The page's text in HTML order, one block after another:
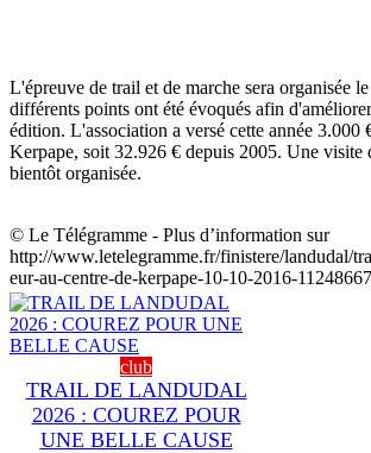
L'épreuve de trail et de marche sera organisée
différents points ont été évoqués afin
édition. L'association a versé cette année 3.000
Kerpape, soit 32.926 € depuis 2005. Une visite
bientôt organisée.
© Le Télégramme - Plus d’information sur
http://www.letelegramme.fr/finistere/landudal/
eur-au-centre-de-kerpape-10-10-2016-
club
TRAIL DE LANDUDAL
2026 : COUREZ POUR
UNE BELLE CAUSE